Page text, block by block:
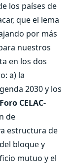
los países de
que el lema
por más
nuestros
en los dos
a) la
2030 y los
Foro CELAC-
de
estructura de
bloque y
mutuo y el